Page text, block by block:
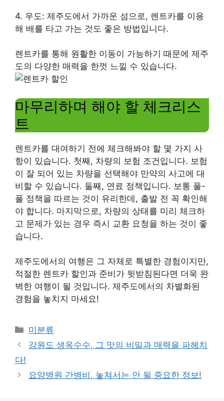
4. 우도: 제주도에서 가까운 섬으로, 렌트카를 이용
해 배를 타고 가는 것도 좋은 방법입니다.
렌트카를 통해 원활한 이동이 가능하기 때문에 제주
도의 다양한 매력을 한껏 느낄 수 있습니다.
마무리하며 해야 할 체크리스
트
렌트카를 대여하기 전에 체크해봐야 할 몇 가지 사
항이 있습니다. 첫째, 차량의 보험 조건입니다. 보험
이 잘 되어 있는 차량을 선택해야 만약의 사고에 대
비할 수 있습니다. 둘째, 연료 정책입니다. 보통 풀-
풀 정책을 따르는 것이 유리한데, 출발 전 꼭 확인해
야 합니다. 마지막으로, 차량의 상태를 미리 체크하
고 문제가 있는 경우 즉시 교환 요청을 하는 것이 좋
습니다.
제주도에서의 여행은 그 자체로 특별한 경험이지만,
적절한 렌트카 할인과 준비가 뒷받침된다면 더욱 완
벽한 여행이 될 것입니다. 제주도에서의 차별화된
경험을 놓치지 마세요!
Categories
미분류
강원도 생옥수수, 그 맛의 비밀과 매력을 파헤치
다!
요양병원 간병비, 놓쳐서는 안 될 중요한 정보!